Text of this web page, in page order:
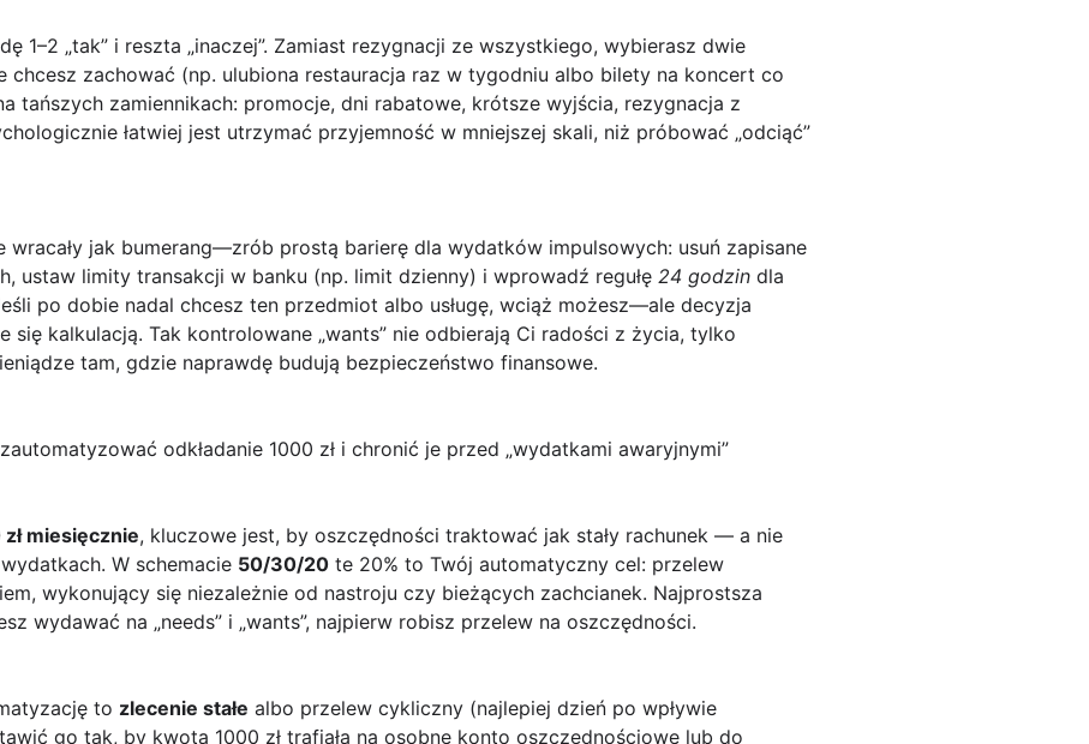
1–2 „tak” i reszta „inaczej”. Zamiast rezygnacji ze wszystkiego, wybierasz dwie
chcesz zachować (np. ulubiona restauracja raz w tygodniu albo bilety na koncert co
tańszych zamiennikach: promocje, dni rabatowe, krótsze wyjścia, rezygnacja z
łatwiej jest utrzymać przyjemność w mniejszej skali, niż próbować „odciąć”
wracały jak bumerang—zrób prostą barierę dla wydatków impulsowych: usuń zapisane
, ustaw limity transakcji w banku (np. limit dzienny) i wprowadź regułę 24 godzin dla
po dobie nadal chcesz ten przedmiot albo usługę, wciąż możesz—ale decyzja
się kalkulacją. Tak kontrolowane „wants” nie odbierają Ci radości z życia, tylko
tam, gdzie naprawdę budują bezpieczeństwo finansowe.
odkładanie 1000 zł i chronić je przed „wydatkami awaryjnymi”
miesięcznie, kluczowe jest, by oszczędności traktować jak stały rachunek — a nie
W schemacie 50/30/20 te 20% to Twój automatyczny cel: przelew
wykonujący się niezależnie od nastroju czy bieżących zachcianek. Najprostsza
wydawać na „needs” i „wants”, najpierw robisz przelew na oszczędności.
to zlecenie stałe albo przelew cykliczny (najlepiej dzień po wpływie
go tak, by kwota 1000 zł trafiała na osobne konto oszczędnościowe lub do